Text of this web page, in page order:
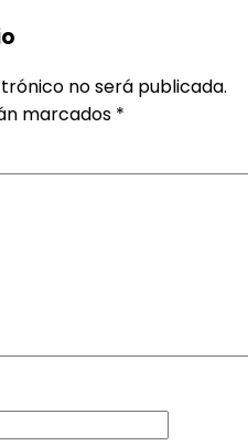
no será publicada.
marcados *